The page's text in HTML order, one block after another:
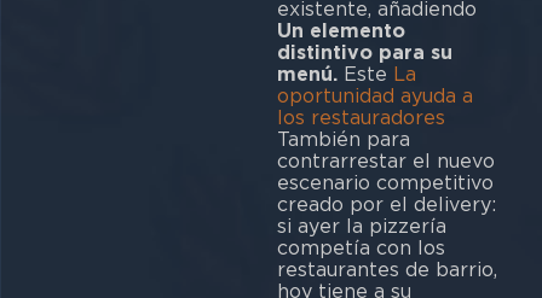
existente, añadiendo
Un elemento
distintivo para su
menú.Este La
oportunidad ayuda a
los restauradores
También para
contrarrestar el nuevo
escenario competitivo
creado por el delivery:
si ayer la pizzería
competía con los
restaurantes de barrio,
hoy tiene a su